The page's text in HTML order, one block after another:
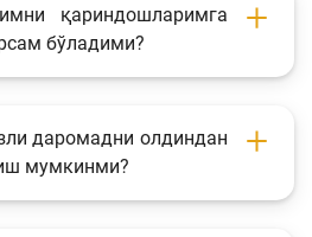
калькуляторлари
қариндошларимга
бўладими?
даромадни олдиндан
мумкинми?